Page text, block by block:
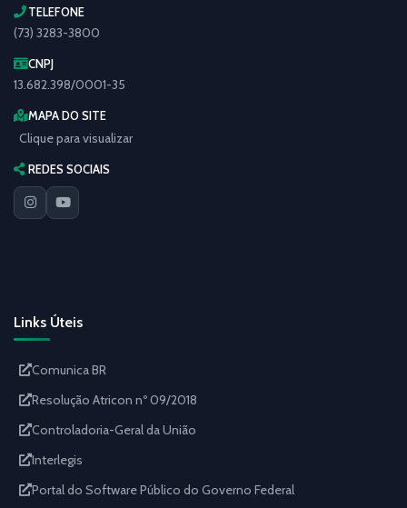
TELEFONE
(73) 3283-3800
CNPJ
13.682.398/0001-35
MAPA DO SITE
Clique para visualizar
REDES SOCIAIS
Links Úteis
Comunica BR
Resolução Atricon nº 09/2018
Controladoria-Geral da União
Interlegis
Portal do Software Público do Governo Federal